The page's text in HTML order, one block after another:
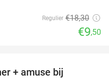
Regulier €18,30
€9,50
+ amuse bij